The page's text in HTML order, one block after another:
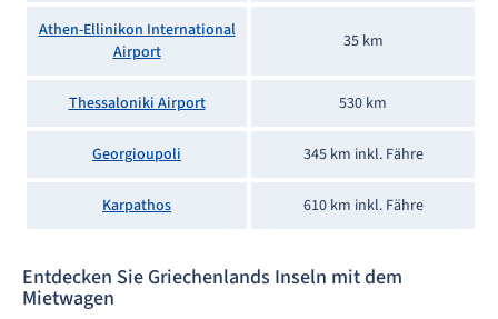
Athen-Ellinikon International
Airport
35 km
Thessaloniki Airport 530 km
Georgioupoli 345 km inkl. Fähre
Karpathos 610 km inkl. Fähre
Entdecken Sie Griechenlands Inseln mit dem
Mietwagen